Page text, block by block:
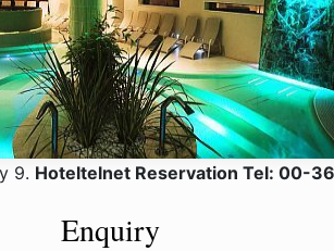
9. Hoteltelnet Reservation Tel: 00-
Enquiry